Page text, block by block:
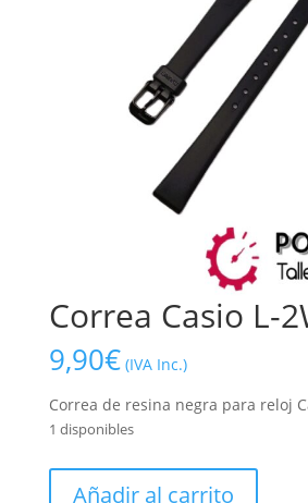
Correa Casio L-
9,90€ (IVA Inc.)
Correa de resina negra para reloj
1 disponibles
Añadir al carrito